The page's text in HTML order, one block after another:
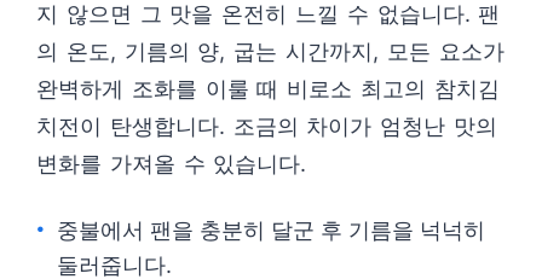
지 않으면 그 맛을 온전히 느낄 수 없습니다. 팬
의 온도, 기름의 양, 굽는 시간까지, 모든 요소가
완벽하게 조화를 이룰 때 비로소 최고의 참치김
치전이 탄생합니다. 조금의 차이가 엄청난 맛의
변화를 가져올 수 있습니다.
중불에서 팬을 충분히 달군 후 기름을 넉넉히
둘러줍니다.